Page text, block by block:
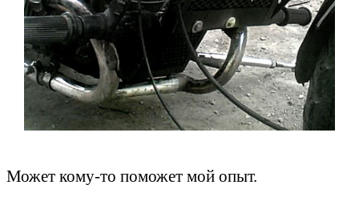
Может кому-то поможет мой опыт.